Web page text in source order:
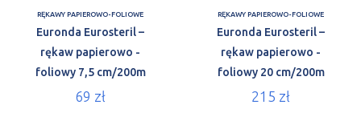
RĘKAWY PAPIEROWO-FOLIOWE
Euronda Eurosteril –
rękaw papierowo -
foliowy 7,5 cm/200m
69 zł
RĘKAWY PAPIEROWO-FOLIOWE
Euronda Eurosteril –
rękaw papierowo -
foliowy 20 cm/200m
215 zł